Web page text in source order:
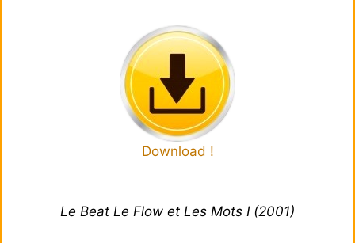
Download !
Le Beat Le Flow et Les Mots I (2001)